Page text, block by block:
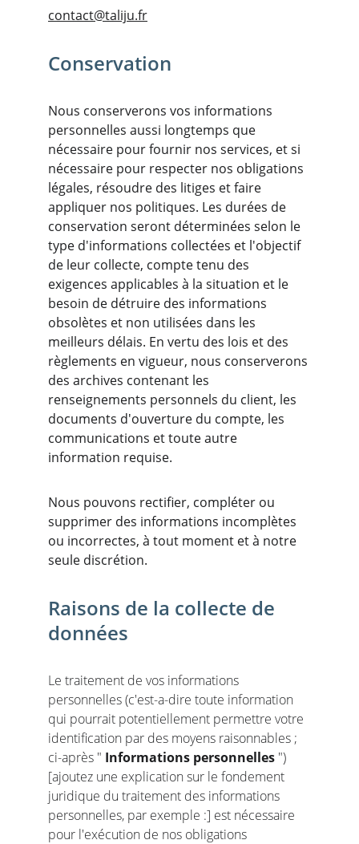
contact@taliju.fr
Conservation
Nous conserverons vos informations
personnelles aussi longtemps que
nécessaire pour fournir nos services, et si
nécessaire pour respecter nos obligations
légales, résoudre des litiges et faire
appliquer nos politiques. Les durées de
conservation seront déterminées selon le
type d'informations collectées et l'objectif
de leur collecte, compte tenu des
exigences applicables à la situation et le
besoin de détruire des informations
obsolètes et non utilisées dans les
meilleurs délais. En vertu des lois et des
règlements en vigueur, nous conserverons
des archives contenant les
renseignements personnels du client, les
documents d'ouverture du compte, les
communications et toute autre
information requise.
Nous pouvons rectifier, compléter ou
supprimer des informations incomplètes
ou incorrectes, à tout moment et à notre
seule discrétion.
Raisons de la collecte de
données
Le traitement de vos informations
personnelles (c'est-a-dire toute information
qui pourrait potentiellement permettre votre
identification par des moyens raisonnables ;
ci-après " Informations personnelles ")
[ajoutez une explication sur le fondement
juridique du traitement des informations
personnelles, par exemple :] est nécessaire
pour l'exécution de nos obligations